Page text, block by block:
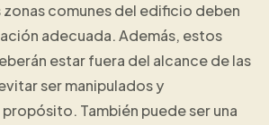
zonas comunes del edificio deben
adecuada. Además, estos
estar fuera del alcance de las
ser manipulados y
También puede ser una